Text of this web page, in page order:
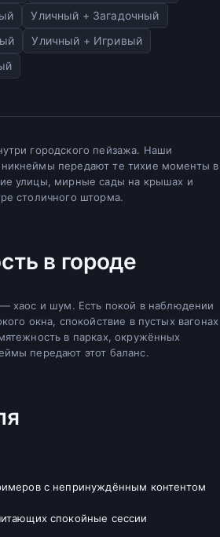
Уличный + Загадочный
Уличный + Игривый
городского пейзажа. Наши
передают те тихие моменты в
улицы, мирные сады на крышах и
столичного шторма.
в городе
хаос и шум. Есть покой в наблюдении
окна, спокойствие в пустых вагонах
в парках, окружённых
передают этот баланс.
с непринуждённым контентом
спокойные сессии